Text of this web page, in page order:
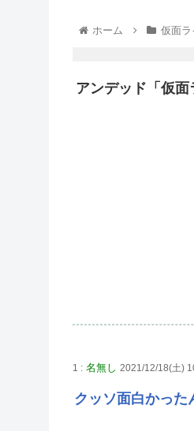
ホーム 仮面ラ
アンデッド「仮面
1 : 名無し 2021/12/18(土)
クッソ面白かった